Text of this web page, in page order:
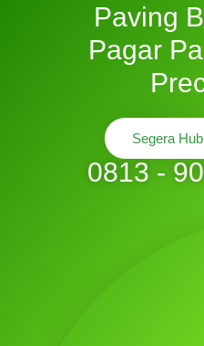
Paving
Pagar
Segera
0813 -